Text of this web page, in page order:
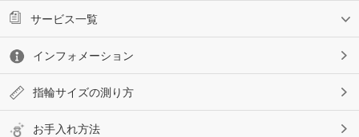
サービス一覧
インフォメーション
指輪サイズの測り方
お手入れ方法